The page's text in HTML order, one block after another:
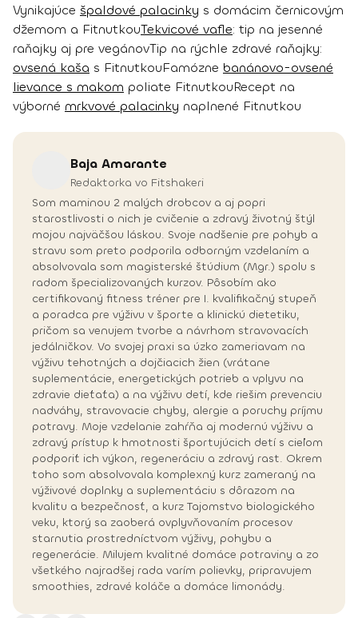
Vynikajúce špaldové palacinky s domácim černicovým
džemom a FitnutkouTekvicové vafle: tip na jesenné
raňajky aj pre vegánovTip na rýchle zdravé raňajky:
ovsená kaša s FitnutkouFamózne banánovo-ovsené
lievance s makom poliate FitnutkouRecept na
výborné mrkvové palacinky naplnené Fitnutkou
Baja Amarante
Redaktorka vo Fitshakeri
Som maminou 2 malých drobcov a aj popri
starostlivosti o nich je cvičenie a zdravý životný štýl
mojou najväčšou láskou. Svoje nadšenie pre pohyb a
stravu som preto podporila odborným vzdelaním a
absolvovala som magisterské štúdium (Mgr.) spolu s
radom špecializovaných kurzov. Pôsobím ako
certifikovaný fitness tréner pre I. kvalifikačný stupeň
a poradca pre výživu v športe a klinickú dietetiku,
pričom sa venujem tvorbe a návrhom stravovacích
jedálničkov. Vo svojej praxi sa úzko zameriavam na
výživu tehotných a dojčiacich žien (vrátane
suplementácie, energetických potrieb a vplyvu na
zdravie dieťaťa) a na výživu detí, kde riešim prevenciu
nadváhy, stravovacie chyby, alergie a poruchy príjmu
potravy. Moje vzdelanie zahŕňa aj modernú výživu a
zdravý prístup k hmotnosti športujúcich detí s cieľom
podporiť ich výkon, regeneráciu a zdravý rast. Okrem
toho som absolvovala komplexný kurz zameraný na
výživové doplnky a suplementáciu s dôrazom na
kvalitu a bezpečnosť, a kurz Tajomstvo biologického
veku, ktorý sa zaoberá ovplyvňovaním procesov
starnutia prostredníctvom výživy, pohybu a
regenerácie. Milujem kvalitné domáce potraviny a zo
všetkého najradšej rada varím polievky, pripravujem
smoothies, zdravé koláče a domáce limonády.